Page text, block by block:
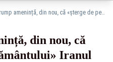
Donald Trump amenință, din nou, că «șterge de pe fața Pământului» Iranul dacă atacă nave americane
din nou, că
Iranul